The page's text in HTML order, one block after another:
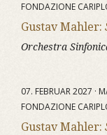
FONDAZIONE
Gustav Mahler:
Orchestra
07. FEBRUAR 2027 ·
FONDAZIONE
Gustav Mahler: